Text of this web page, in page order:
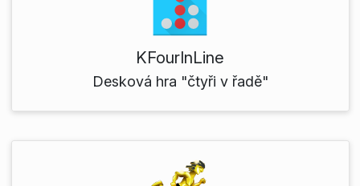
KFourInLine
Desková hra "čtyři v řadě"